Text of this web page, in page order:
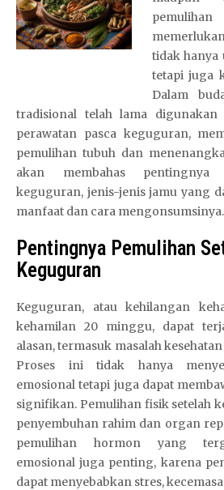
tidak hanya
tetapi juga
Dalam
tradisional telah lama
perawatan pasca keguguran,
pemulihan tubuh dan
akan membahas pentingnya
keguguran, jenis-jenis jamu yang
manfaat dan cara mengonsumsinya.
Pentingnya Pemulihan
Keguguran
Keguguran, atau kehilangan
kehamilan 20 minggu, dapat
alasan, termasuk masalah
Proses ini tidak hanya
emosional tetapi juga dapat
signifikan. Pemulihan fisik setelah
penyembuhan rahim dan organ
pemulihan hormon yang
emosional juga penting, karena
dapat menyebabkan stres,